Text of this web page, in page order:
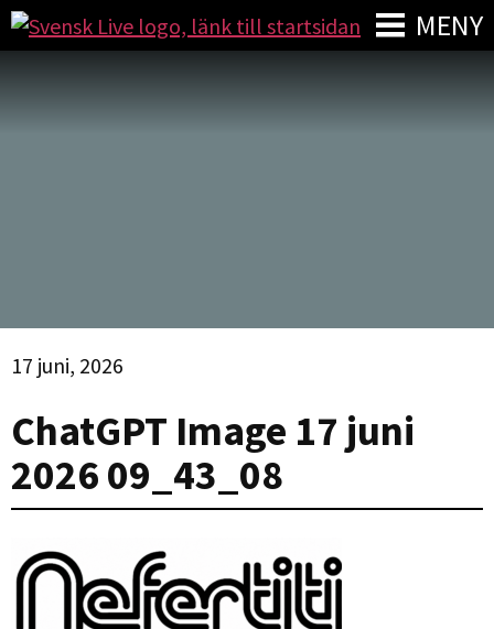
MENY
17 juni, 2026
ChatGPT Image 17 juni
2026 09_43_08